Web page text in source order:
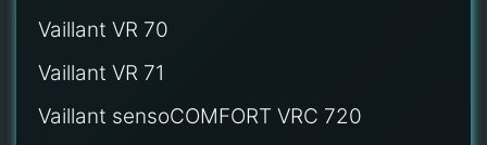
Vaillant VR 70
Vaillant VR 71
Vaillant sensoCOMFORT VRC 720